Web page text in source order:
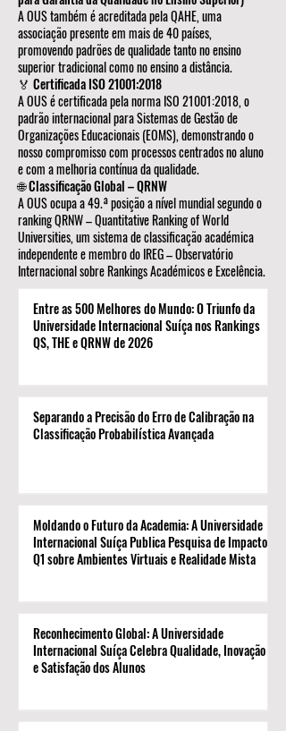
A OUS também é acreditada pela QAHE, uma
associação presente em mais de 40 países,
promovendo padrões de qualidade tanto no ensino
superior tradicional como no ensino a distância.
🏅 Certificada ISO 21001:2018
A OUS é certificada pela norma ISO 21001:2018, o
padrão internacional para Sistemas de Gestão de
Organizações Educacionais (EOMS), demonstrando o
nosso compromisso com processos centrados no aluno
e com a melhoria contínua da qualidade.
🌐 Classificação Global – QRNW
A OUS ocupa a 49.ª posição a nível mundial segundo o
ranking QRNW – Quantitative Ranking of World
Universities, um sistema de classificação académica
independente e membro do IREG – Observatório
Internacional sobre Rankings Académicos e Excelência.
Entre as 500 Melhores do Mundo: O Triunfo da
Universidade Internacional Suíça nos Rankings
QS, THE e QRNW de 2026
Separando a Precisão do Erro de Calibração na
Classificação Probabilística Avançada
Moldando o Futuro da Academia: A Universidade
Internacional Suíça Publica Pesquisa de Impacto
Q1 sobre Ambientes Virtuais e Realidade Mista
Reconhecimento Global: A Universidade
Internacional Suíça Celebra Qualidade, Inovação
e Satisfação dos Alunos